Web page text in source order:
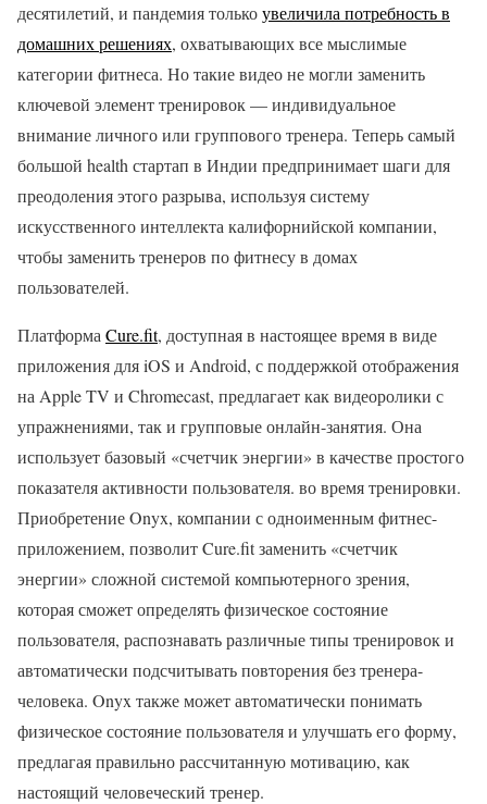
десятилетий, и пандемия толькоувеличила потребность в
домашних решениях, охватывающих все мыслимые
категории фитнеса. Но такие видео не могли заменить
ключевой элемент тренировок — индивидуальное
внимание личного или группового тренера. Теперь самый
большой health стартап в Индии предпринимает шаги для
преодоления этого разрыва, используя систему
искусственного интеллекта калифорнийской компании,
чтобы заменить тренеров по фитнесу в домах
пользователей.
Платформа Cure.fit, доступная в настоящее время в виде
приложения для iOS и Android, с поддержкой отображения
на Apple TV и Chromecast, предлагает как видеоролики с
упражнениями, так и групповые онлайн-занятия. Она
использует базовый «счетчик энергии» в качестве простого
показателя активности пользователя. во время тренировки.
Приобретение Onyx, компании с одноименным фитнес-
приложением, позволит Cure.fit заменить «счетчик
энергии» сложной системой компьютерного зрения,
которая сможет определять физическое состояние
пользователя, распознавать различные типы тренировок и
автоматически подсчитывать повторения без тренера-
человека. Onyx также может автоматически понимать
физическое состояние пользователя и улучшать его форму,
предлагая правильно рассчитанную мотивацию, как
настоящий человеческий тренер.